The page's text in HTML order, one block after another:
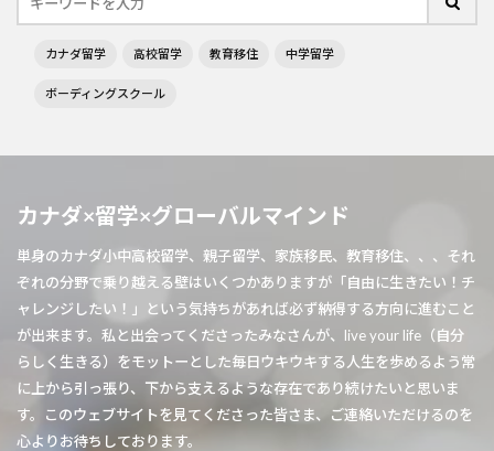
カナダ留学 高校留学 教育移住 中学留学
ボーディングスクール
カナダ×留学×グローバルマインド
単身のカナダ小中高校留学、親子留学、家族移民、教育移住、、、それ
ぞれの分野で乗り越える壁はいくつかありますが「自由に生きたい！チ
ャレンジしたい！」という気持ちがあれば必ず納得する方向に進むこと
が出来ます。私と出会ってくださったみなさんが、live your life（自分
らしく生きる）をモットーとした毎日ウキウキする人生を歩めるよう常
に上から引っ張り、下から支えるような存在であり続けたいと思いま
す。このウェブサイトを見てくださった皆さま、ご連絡いただけるのを
心よりお待ちしております。